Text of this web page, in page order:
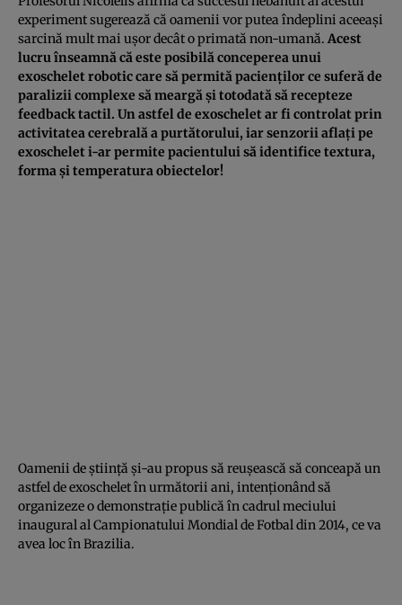
experiment sugerează că oamenii vor putea îndeplini aceeaşi
sarcină mult mai uşor decât o primată non-umană. Acest
lucru înseamnă că este posibilă conceperea unui
exoschelet robotic care să permită pacienţilor ce suferă de
paralizii complexe să meargă şi totodată să recepteze
feedback tactil. Un astfel de exoschelet ar fi controlat prin
activitatea cerebrală a purtătorului, iar senzorii aflaţi pe
exoschelet i-ar permite pacientului să identifice textura,
forma şi temperatura obiectelor!
Oamenii de ştiinţă şi-au propus să reuşească să conceapă un
astfel de exoschelet în următorii ani, intenţionând să
organizeze o demonstraţie publică în cadrul meciului
inaugural al Campionatului Mondial de Fotbal din 2014, ce va
avea loc în Brazilia.